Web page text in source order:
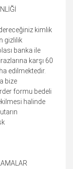
kimlik
gizlilik
banka ile
karşı 60
edilmektedir.
bize
formu bedeli
halinde